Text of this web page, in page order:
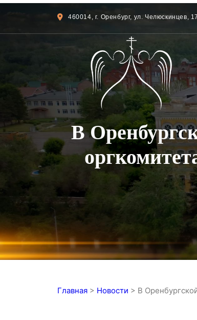
460014, г. Оренбург, ул. Челюскинцев, 17.
В
Главная > Новости > В